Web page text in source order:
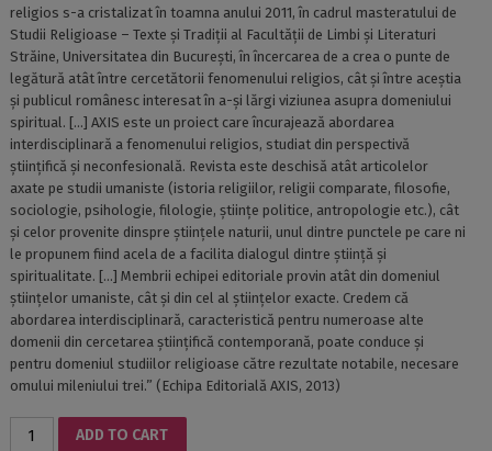
religios s-a cristalizat în toamna anului 2011, în cadrul masteratului de
Studii Religioase – Texte și Tradiții al Facultății de Limbi și Literaturi
Străine, Universitatea din București, în încercarea de a crea o punte de
legătură atât între cercetătorii fenomenului religios, cât și între aceștia
și publicul românesc interesat în a-și lărgi viziunea asupra domeniului
spiritual. […] AXIS este un proiect care încurajează abordarea
interdisciplinară a fenomenului religios, studiat din perspectivă
științifică și neconfesională. Revista este deschisă atât articolelor
axate pe studii umaniste (istoria religiilor, religii comparate, filosofie,
sociologie, psihologie, filologie, științe politice, antropologie etc.), cât
și celor provenite dinspre științele naturii, unul dintre punctele pe care ni
le propunem fiind acela de a facilita dialogul dintre știință și
spiritualitate. […] Membrii echipei editoriale provin atât din domeniul
științelor umaniste, cât și din cel al științelor exacte. Credem că
abordarea interdisciplinară, caracteristică pentru numeroase alte
domenii din cercetarea științifică contemporană, poate conduce și
pentru domeniul studiilor religioase către rezultate notabile, necesare
omului mileniului trei.” (Echipa Editorială AXIS, 2013)
ADD TO CART